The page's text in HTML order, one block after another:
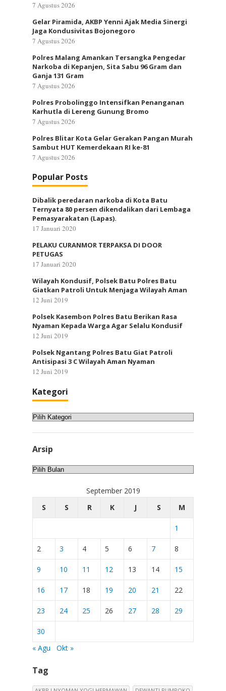
7 Agustus 2026
Gelar Piramida, AKBP Yenni Ajak Media Sinergi
Jaga Kondusivitas Bojonegoro
7 Agustus 2026
Polres Malang Amankan Tersangka Pengedar
Narkoba di Kepanjen, Sita Sabu 96 Gram dan
Ganja 131 Gram
7 Agustus 2026
Polres Probolinggo Intensifkan Penanganan
Karhutla di Lereng Gunung Bromo
7 Agustus 2026
Polres Blitar Kota Gelar Gerakan Pangan Murah
Sambut HUT Kemerdekaan RI ke-81
7 Agustus 2026
Popular Posts
Dibalik peredaran narkoba di Kota Batu
Ternyata 80 persen dikendalikan dari Lembaga
Pemasyarakatan (Lapas).
17 Januari 2020
PELAKU CURANMOR TERPAKSA DI DOOR
PETUGAS
17 Januari 2020
Wilayah Kondusif, Polsek Batu Polres Batu
Giatkan Patroli Untuk Menjaga Wilayah Aman
12 Juni 2019
Polsek Kasembon Polres Batu Berikan Rasa
Nyaman Kepada Warga Agar Selalu Kondusif
12 Juni 2019
Polsek Ngantang Polres Batu Giat Patroli
Antisipasi 3 C Wilayah Aman Nyaman
12 Juni 2019
Kategori
Kategori
Arsip
Arsip
September 2019
S
S R K J S M
1
2 3 4 5 6 7 8
9 10 11 12 13 14 15
16 17 18 19 20 21 22
23 24 25 26 27 28 29
30
« Agu
Okt »
Tag